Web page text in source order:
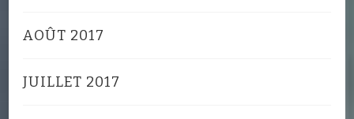
AOÛT 2017
JUILLET 2017